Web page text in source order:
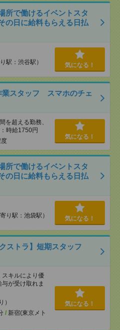
所で働けるイベントスタ
の日に給料もらえる日払
駅：渋谷駅） 気になる！
業スタッフ スマホのチェ
超える勤務、
時給1750円
気になる！
所で働けるイベントスタ
の日に給料もらえる日払
り駅：池袋駅） 気になる！
ストラ】短期スタッフ
キルにより優
が受け取れま
）
/ 新宿(東京メト
気になる！